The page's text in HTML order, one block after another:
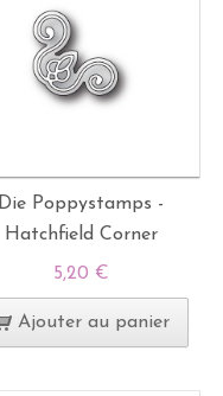
Die Poppystamps -
Hatchfield Corner
5,20 €
Ajouter au panier